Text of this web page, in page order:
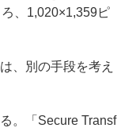
、1,020×1,359ピ
、別の手段を考え
。「Secure Transf